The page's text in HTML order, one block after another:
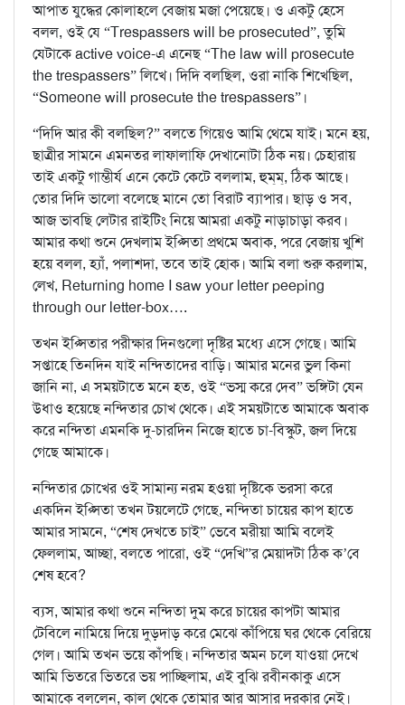
আপাত যুদ্ধের কোলাহলে বেজায় মজা পেয়েছে। ও একটু হেসে
বলল, ওই যে “Trespassers will be prosecuted”, তুমি
যেটাকে active voice-এ এনেছ “The law will prosecute
the trespassers” লিখে। দিদি বলছিল, ওরা নাকি শিখেছিল,
“Someone will prosecute the trespassers”।
“দিদি আর কী বলছিল?” বলতে গিয়েও আমি থেমে যাই। মনে হয়,
ছাত্রীর সামনে এমনতর লাফালাফি দেখানোটা ঠিক নয়। চেহারায়
তাই একটু গাম্ভীর্য এনে কেটে কেটে বললাম, হুম্‌ম্‌, ঠিক আছে।
তোর দিদি ভালো বলেছে মানে তো বিরাট ব্যাপার। ছাড় ও সব,
আজ ভাবছি লেটার রাইটিং নিয়ে আমরা একটু নাড়াচাড়া করব।
আমার কথা শুনে দেখলাম ইপ্সিতা প্রথমে অবাক, পরে বেজায় খুশি
হয়ে বলল, হ্যাঁ, পলাশদা, তবে তাই হোক। আমি বলা শুরু করলাম,
লেখ, Returning home I saw your letter peeping
through our letter-box….
তখন ইপ্সিতার পরীক্ষার দিনগুলো দৃষ্টির মধ্যে এসে গেছে। আমি
সপ্তাহে তিনদিন যাই নন্দিতাদের বাড়ি। আমার মনের ভুল কিনা
জানি না, এ সময়টাতে মনে হত, ওই “ভস্ম করে দেব” ভঙ্গিটা যেন
উধাও হয়েছে নন্দিতার চোখ থেকে। এই সময়টাতে আমাকে অবাক
করে নন্দিতা এমনকি দু-চারদিন নিজে হাতে চা-বিস্কুট, জল দিয়ে
গেছে আমাকে।
নন্দিতার চোখের ওই সামান্য নরম হওয়া দৃষ্টিকে ভরসা করে
একদিন ইপ্সিতা তখন টয়লেটে গেছে, নন্দিতা চায়ের কাপ হাতে
আমার সামনে, “শেষ দেখতে চাই” ভেবে মরীয়া আমি বলেই
ফেললাম, আচ্ছা, বলতে পারো, ওই “দেখি”র মেয়াদটা ঠিক ক’বে
শেষ হবে?
ব্যস, আমার কথা শুনে নন্দিতা দুম করে চায়ের কাপটা আমার
টেবিলে নামিয়ে দিয়ে দুড়দাড় করে মেঝে কাঁপিয়ে ঘর থেকে বেরিয়ে
গেল। আমি তখন ভয়ে কাঁপছি। নন্দিতার অমন চলে যাওয়া দেখে
আমি ভিতরে ভিতরে ভয় পাচ্ছিলাম, এই বুঝি রবীনকাকু এসে
আমাকে বললেন, কাল থেকে তোমার আর আসার দরকার নেই।